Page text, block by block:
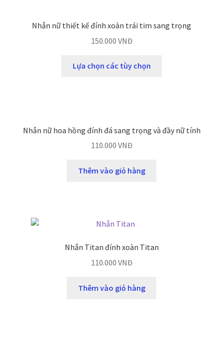
Nhẫn nữ thiết kế đính xoàn trái tim sang trọng
150.000 VNĐ
Lựa chọn các tùy chọn
Nhẫn nữ hoa hồng đính đá sang trọng và đầy nữ tính
110.000 VNĐ
Thêm vào giỏ hàng
Nhẫn Titan đính xoàn Titan
110.000 VNĐ
Thêm vào giỏ hàng